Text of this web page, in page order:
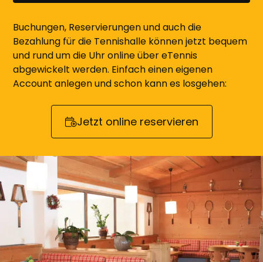
Buchungen, Reservierungen und auch die
Bezahlung für die Tennishalle können jetzt bequem
und rund um die Uhr online über eTennis
abgewickelt werden. Einfach einen eigenen
Account anlegen und schon kann es losgehen:
Jetzt online reservieren